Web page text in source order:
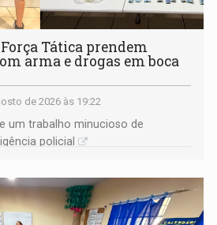
Força Tática prendem
arma e drogas em boca
de 2026 às 19:22
um trabalho minucioso de
policial